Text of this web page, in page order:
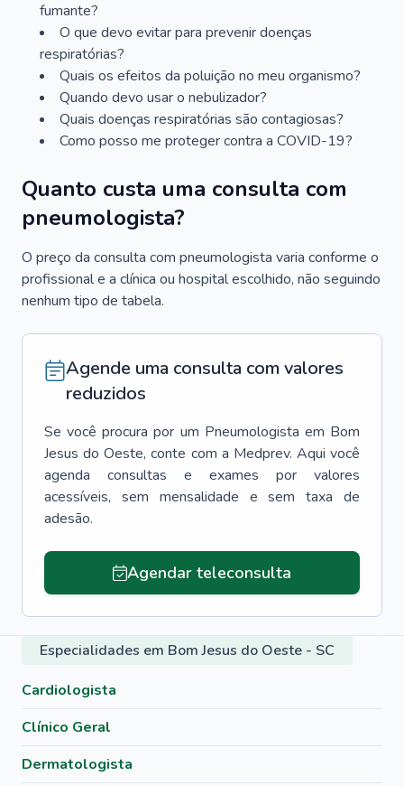
fumante?
O que devo evitar para prevenir doenças
respiratórias?
Quais os efeitos da poluição no meu organismo?
Quando devo usar o nebulizador?
Quais doenças respiratórias são contagiosas?
Como posso me proteger contra a COVID-19?
Quanto custa uma consulta com
pneumologista?
O preço da consulta com pneumologista varia conforme o
profissional e a clínica ou hospital escolhido, não seguindo
nenhum tipo de tabela.
Agende uma consulta com valores
reduzidos
Se você procura por um Pneumologista em Bom
Jesus do Oeste, conte com a Medprev. Aqui você
agenda consultas e exames por valores
acessíveis, sem mensalidade e sem taxa de
adesão.
Agendar teleconsulta
Especialidades em Bom Jesus do Oeste - SC
Cardiologista
Clínico Geral
Dermatologista